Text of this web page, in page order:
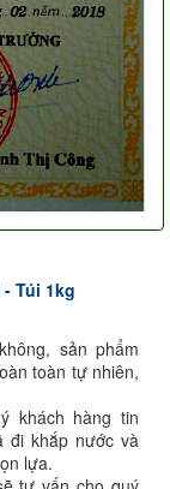
Túi 1kg
sản phẩm
toàn tự nhiên,
khách hàng tin
đi khắp nước và
lựa.